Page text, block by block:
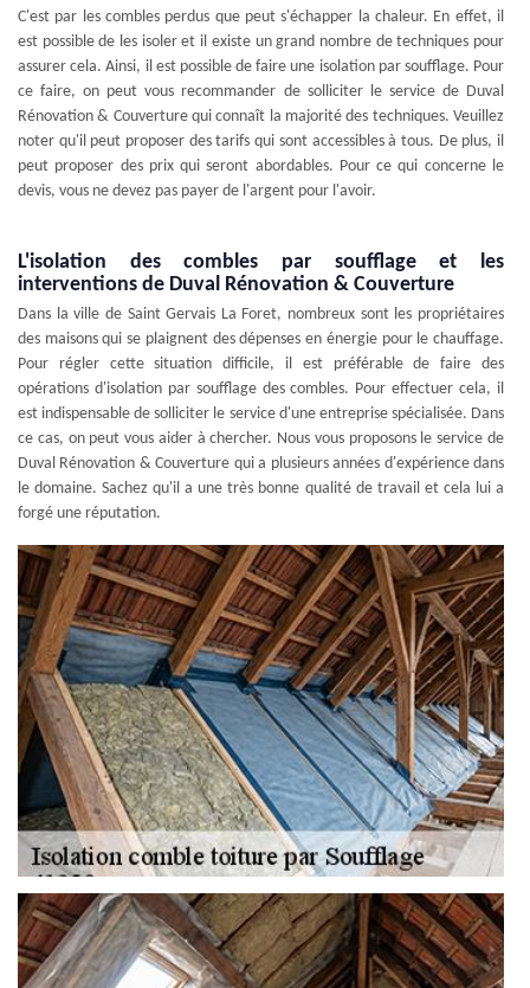
C'est par les combles perdus que peut s'échapper la chaleur. En effet, il
est possible de les isoler et il existe un grand nombre de techniques pour
assurer cela. Ainsi, il est possible de faire une isolation par soufflage. Pour
ce faire, on peut vous recommander de solliciter le service de Duval
Rénovation & Couverture qui connaît la majorité des techniques. Veuillez
noter qu'il peut proposer des tarifs qui sont accessibles à tous. De plus, il
peut proposer des prix qui seront abordables. Pour ce qui concerne le
devis, vous ne devez pas payer de l'argent pour l'avoir.
L'isolation des combles par soufflage et les
interventions de Duval Rénovation & Couverture
Dans la ville de Saint Gervais La Foret, nombreux sont les propriétaires
des maisons qui se plaignent des dépenses en énergie pour le chauffage.
Pour régler cette situation difficile, il est préférable de faire des
opérations d'isolation par soufflage des combles. Pour effectuer cela, il
est indispensable de solliciter le service d'une entreprise spécialisée. Dans
ce cas, on peut vous aider à chercher. Nous vous proposons le service de
Duval Rénovation & Couverture qui a plusieurs années d'expérience dans
le domaine. Sachez qu'il a une très bonne qualité de travail et cela lui a
forgé une réputation.